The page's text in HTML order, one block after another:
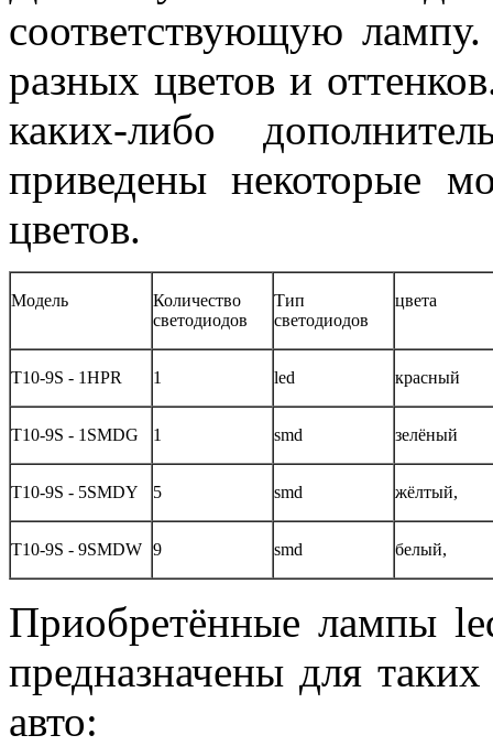
соответствующую
разных цветов и
каких-либо
приведены некоторые
цветов.
Модель
Количество
светодиодов
Тип
светодиодов
цвета
Т10-9S - 1HPR 1 led красный
Т10-9S - 1SMDG 1 smd зелёный
Т10-9S - 5SMDY 5 smd жёлтый,
Т10-9S - 9SMDW 9 smd белый,
Приобретённые лампы
предназначены для
авто: